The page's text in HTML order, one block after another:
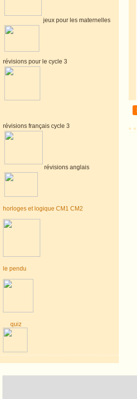
jeux pour les maternelles
révisions pour le cycle 3
révisions français cycle 3
révisions anglais
horloges et logique CM1 CM2
le pendu
quiz